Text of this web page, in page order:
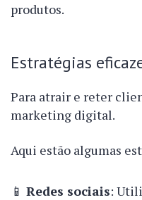
produtos.
Estratégias
Para atrair e reter
marketing digital.
Aqui estão algumas
📱 Redes sociais: